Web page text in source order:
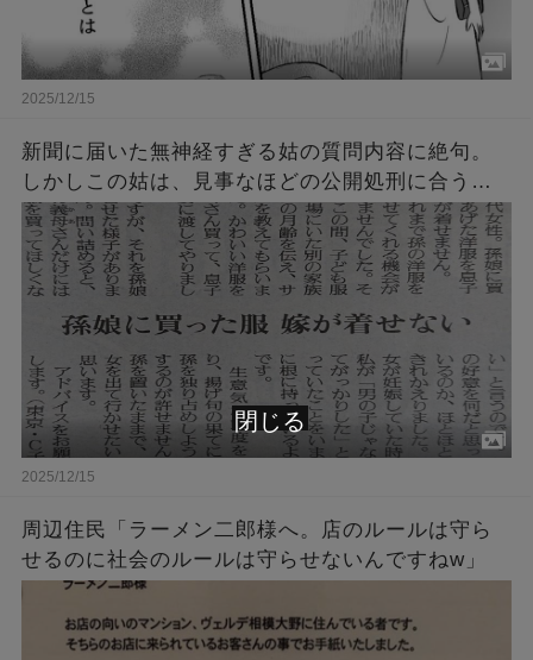
2025/12/15
新聞に届いた無神経すぎる姑の質問内容に絶句。
しかしこの姑は、見事なほどの公開処刑に合うこ
とに・・・
2025/12/15
周辺住民「ラーメン二郎様へ。店のルールは守ら
せるのに社会のルールは守らせないんですねw」
閉じる